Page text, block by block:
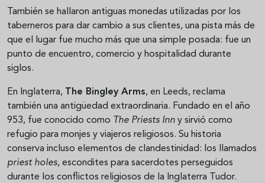
También se hallaron antiguas monedas utilizadas por los
taberneros para dar cambio a sus clientes, una pista más de
que el lugar fue mucho más que una simple posada: fue un
punto de encuentro, comercio y hospitalidad durante
siglos.
En Inglaterra, The Bingley Arms, en Leeds, reclama
también una antigüedad extraordinaria. Fundado en el año
953, fue conocido como The Priests Inn y sirvió como
refugio para monjes y viajeros religiosos. Su historia
conserva incluso elementos de clandestinidad: los llamados
priest holes, escondites para sacerdotes perseguidos
durante los conflictos religiosos de la Inglaterra Tudor.